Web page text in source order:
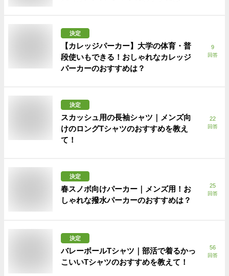
決定
【カレッジパーカー】大学の体育・普
段使いもできる！おしゃれなカレッジ
パーカーのおすすめは？
9
回答
決定
スカッシュ用の長袖シャツ｜メンズ向
けのロングTシャツのおすすめを教え
て！
22
回答
決定
春スノボ向けパーカー｜メンズ用！お
しゃれな撥水パーカーのおすすめは？
25
回答
決定
バレーボールTシャツ｜部活で着るかっ
こいいTシャツのおすすめを教えて！
56
回答